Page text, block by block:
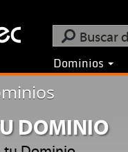
Dominios
DOMINIO